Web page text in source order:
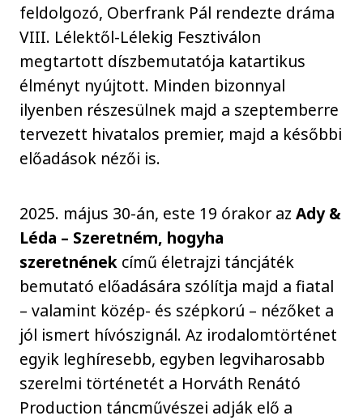
feldolgozó, Oberfrank Pál rendezte dráma
VIII. Lélektől-Lélekig Fesztiválon
megtartott díszbemutatója katartikus
élményt nyújtott. Minden bizonnyal
ilyenben részesülnek majd a szeptemberre
tervezett hivatalos premier, majd a későbbi
előadások nézői is.
2025. május 30-án, este 19 órakor azAdy &
Léda – Szeretném, hogyha
szeretnének című életrajzi táncjáték
bemutató előadására szólítja majd a fiatal
– valamint közép- és szépkorú – nézőket a
jól ismert hívószignál. Az irodalomtörténet
egyik leghíresebb, egyben legviharosabb
szerelmi történetét a Horváth Renátó
Production táncművészei adják elő a